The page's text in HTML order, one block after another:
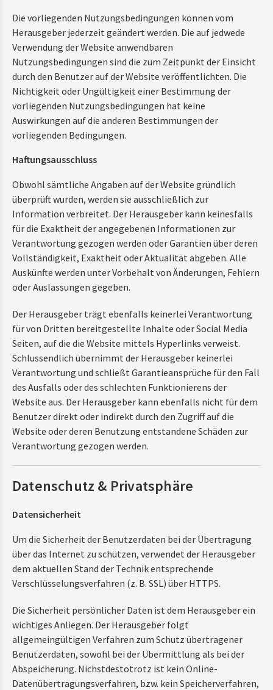
Die vorliegenden Nutzungsbedingungen können vom
Herausgeber jederzeit geändert werden. Die auf jedwede
Verwendung der Website anwendbaren
Nutzungsbedingungen sind die zum Zeitpunkt der Einsicht
durch den Benutzer auf der Website veröffentlichten. Die
Nichtigkeit oder Ungültigkeit einer Bestimmung der
vorliegenden Nutzungsbedingungen hat keine
Auswirkungen auf die anderen Bestimmungen der
vorliegenden Bedingungen.
Haftungsausschluss
Obwohl sämtliche Angaben auf der Website gründlich
überprüft wurden, werden sie ausschließlich zur
Information verbreitet. Der Herausgeber kann keinesfalls
für die Exaktheit der angegebenen Informationen zur
Verantwortung gezogen werden oder Garantien über deren
Vollständigkeit, Exaktheit oder Aktualität abgeben. Alle
Auskünfte werden unter Vorbehalt von Änderungen, Fehlern
oder Auslassungen gegeben.
Der Herausgeber trägt ebenfalls keinerlei Verantwortung
für von Dritten bereitgestellte Inhalte oder Social Media
Seiten, auf die die Website mittels Hyperlinks verweist.
Schlussendlich übernimmt der Herausgeber keinerlei
Verantwortung und schließt Garantieansprüche für den Fall
des Ausfalls oder des schlechten Funktionierens der
Website aus. Der Herausgeber kann ebenfalls nicht für dem
Benutzer direkt oder indirekt durch den Zugriff auf die
Website oder deren Benutzung entstandene Schäden zur
Verantwortung gezogen werden.
Datenschutz & Privatsphäre
Datensicherheit
Um die Sicherheit der Benutzerdaten bei der Übertragung
über das Internet zu schützen, verwendet der Herausgeber
dem aktuellen Stand der Technik entsprechende
Verschlüsselungsverfahren (z. B. SSL) über HTTPS.
Die Sicherheit persönlicher Daten ist dem Herausgeber ein
wichtiges Anliegen. Der Herausgeber folgt
allgemeingültigen Verfahren zum Schutz übertragener
Benutzerdaten, sowohl bei der Übermittlung als bei der
Abspeicherung. Nichstdestotrotz ist kein Online-
Datenübertragungsverfahren, bzw. kein Speicherverfahren,